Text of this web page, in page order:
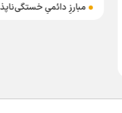
مبارزِ دائمیِ